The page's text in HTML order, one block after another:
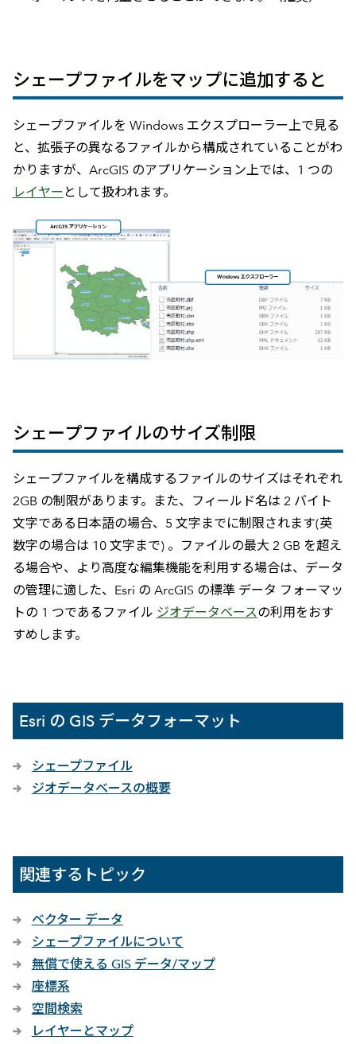
シェープファイルをマップに追加すると
シェープファイルを Windows エクスプローラー上で見る
と、拡張子の異なるファイルから構成されていることがわ
かりますが、ArcGIS のアプリケーション上では、1 つの
レイヤー として扱われます。
シェープファイルのサイズ制限
シェープファイルを構成するファイルのサイズはそれぞれ
2GB の制限があります。また、フィールド名は 2 バイト
文字である日本語の場合、5 文字までに制限されます(英
数字の場合は 10 文字まで) 。ファイルの最大 2 GB を超え
る場合や、より高度な編集機能を利用する場合は、データ
の管理に適した、Esri の ArcGIS の標準 データ フォーマッ
トの 1 つであるファイル ジオデータベースの利用をおす
すめします。
Esri の GIS データフォーマット
シェープファイル
ジオデータベースの概要
関連するトピック
ベクター データ
シェープファイルについて
無償で使える GIS データ/マップ
座標系
空間検索
レイヤーとマップ